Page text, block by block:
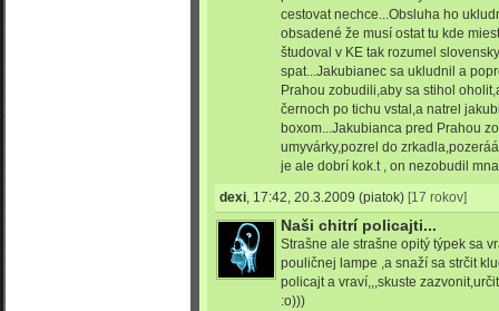
cestovat nechce...Obsluha ho
obsadené že musí ostat tu kde
študoval v KE tak rozumel
spat...Jakubianec sa ukludnil a
Prahou zobudili,aby sa stihol
černoch po tichu vstal,a natrel
boxom...Jakubianca pred Prahou
umyvárky,pozrel do
je ale dobrí kok.t , on nezobudil
dexi, 17:42, 20.3.2009 (piatok) [17 rokov]
Naši chitrí policajti...
Strašne ale strašne opitý týpek sa
pouličnej lampe ,a snaží sa strčit
policajt a vraví,,,skuste
:o)))